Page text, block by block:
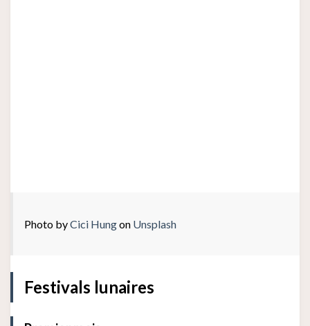
Photo byCici Hungon Unsplash
Festivals lunaires